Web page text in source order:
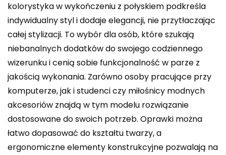
kolorystyka w wykończeniu z połyskiem podkreśla
indywidualny styl i dodaje elegancji, nie przytłaczając
całej stylizacji. To wybór dla osób, które szukają
niebanalnych dodatków do swojego codziennego
wizerunku i cenią sobie funkcjonalność w parze z
jakością wykonania. Zarówno osoby pracujące przy
komputerze, jak i studenci czy miłośnicy modnych
akcesoriów znajdą w tym modelu rozwiązanie
dostosowane do swoich potrzeb. Oprawki można
łatwo dopasować do kształtu twarzy, a
ergonomiczne elementy konstrukcyjne pozwalają na